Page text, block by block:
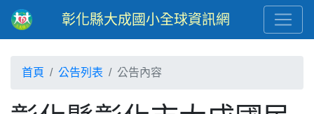
彰化縣大成國小全球資訊網
首頁 公告列表 公告內容